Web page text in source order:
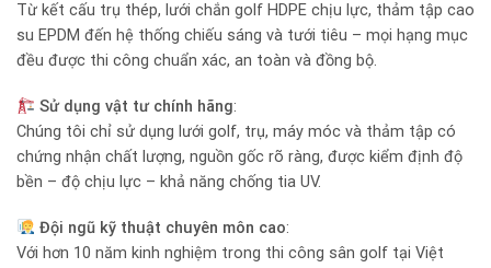
Từ kết cấu trụ thép, lưới chắn golf HDPE chịu lực, thảm tập cao
su EPDM đến hệ thống chiếu sáng và tưới tiêu – mọi hạng mục
đều được thi công chuẩn xác, an toàn và đồng bộ.
Sử dụng vật tư chính hãng:
Chúng tôi chỉ sử dụng lưới golf, trụ, máy móc và thảm tập có
chứng nhận chất lượng, nguồn gốc rõ ràng, được kiểm định độ
bền – độ chịu lực – khả năng chống tia UV.
Đội ngũ kỹ thuật chuyên môn cao:
Với hơn 10 năm kinh nghiệm trong thi công sân golf tại Việt